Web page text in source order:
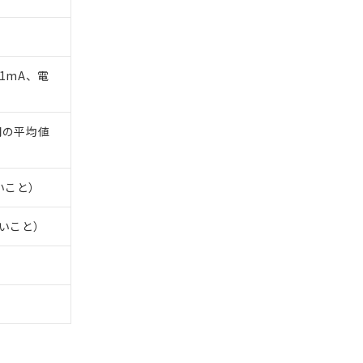
、電
平均値
と）
と）